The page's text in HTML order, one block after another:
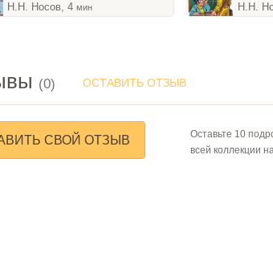
Н.Н. Носов, 4 мин
Н.Н.
(0) ОСТАВИТЬ ОТЗЫВ
СВОЙ ОТЗЫВ
Оставьте 10
всей коллекции